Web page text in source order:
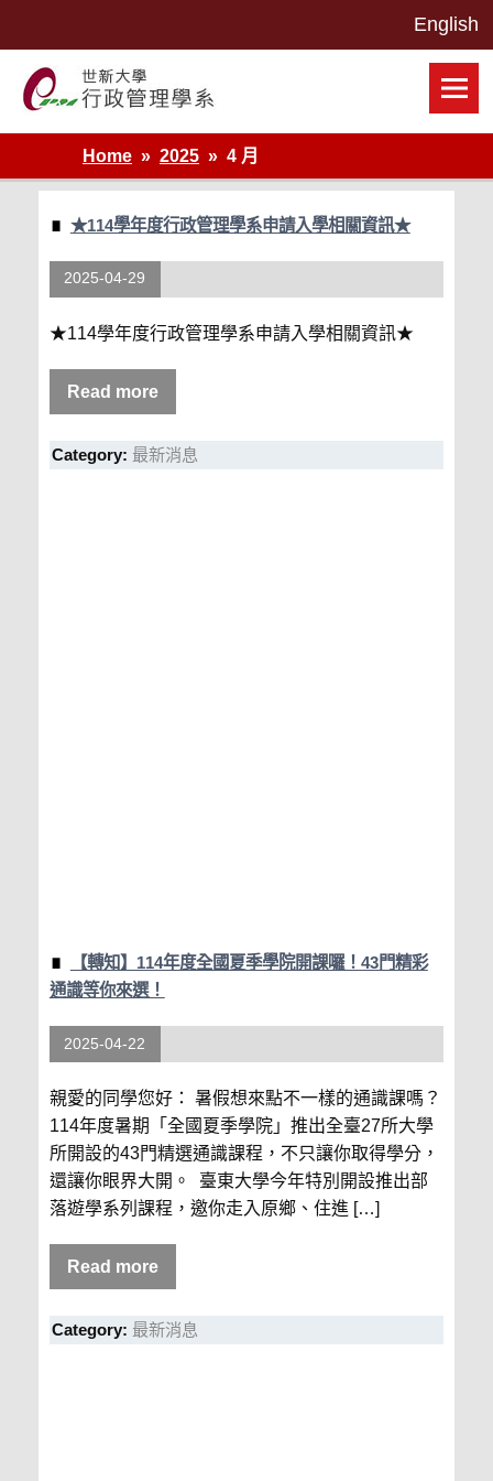
世新大學行政管理學系網站
Home
2025 4 月
★114學年度行政管理學系申請入學相關資訊★
2025-04-29
★114學年度行政管理學系申請入學相關資訊★
Read more
Category: 最新消息
【轉知】114年度全國夏季學院開課囉！43門精彩
通識等你來選！
2025-04-22
親愛的同學您好： 暑假想來點不一樣的通識課嗎？
114年度暑期「全國夏季學院」推出全臺27所大學
所開設的43門精選通識課程，不只讓你取得學分，
還讓你眼界大開。 臺東大學今年特別開設推出部
落遊學系列課程，邀你走入原鄉、住進 […]
Read more
Category: 最新消息